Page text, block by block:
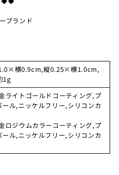
ブランド
横0.9cm,縦0.25×横1.0cm,
1g
ライトゴールドコーティング,プ
ール,ニッケルフリー,シリコンカ
ロジウムカラーコーティング,プ
ール,ニッケルフリー,シリコンカ